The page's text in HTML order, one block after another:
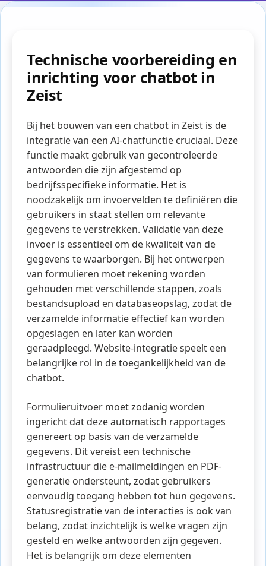
Technische voorbereiding en
inrichting voor chatbot in
Zeist
Bij het bouwen van een chatbot in Zeist is de
integratie van een AI-chatfunctie cruciaal. Deze
functie maakt gebruik van gecontroleerde
antwoorden die zijn afgestemd op
bedrijfsspecifieke informatie. Het is
noodzakelijk om invoervelden te definiëren die
gebruikers in staat stellen om relevante
gegevens te verstrekken. Validatie van deze
invoer is essentieel om de kwaliteit van de
gegevens te waarborgen. Bij het ontwerpen
van formulieren moet rekening worden
gehouden met verschillende stappen, zoals
bestandsupload en databaseopslag, zodat de
verzamelde informatie effectief kan worden
opgeslagen en later kan worden
geraadpleegd. Website-integratie speelt een
belangrijke rol in de toegankelijkheid van de
chatbot.
Formulieruitvoer moet zodanig worden
ingericht dat deze automatisch rapportages
genereert op basis van de verzamelde
gegevens. Dit vereist een technische
infrastructuur die e-mailmeldingen en PDF-
generatie ondersteunt, zodat gebruikers
eenvoudig toegang hebben tot hun gegevens.
Statusregistratie van de interacties is ook van
belang, zodat inzichtelijk is welke vragen zijn
gesteld en welke antwoorden zijn gegeven.
Het is belangrijk om deze elementen